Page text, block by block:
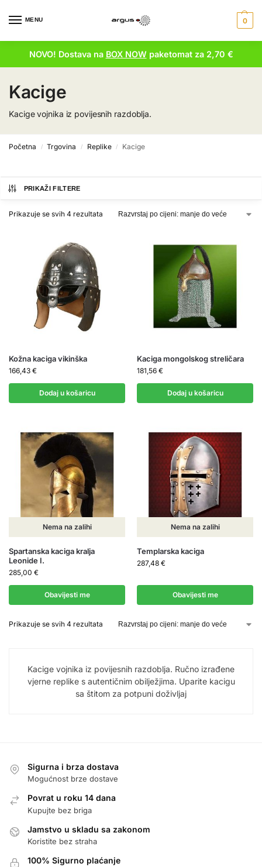
MENU 0
NOVO! Dostava na BOX NOWpaketomat za 2,70 €
Kacige
Kacige vojnika iz povijesnih razdoblja.
Početna / Trgovina / Replike / Kacige
PRIKAŽI FILTERE
Prikazuje se svih 4 rezultata
Kožna kaciga vikinška
166,43 €
Dodaj u košaricu
Kaciga mongolskog streličara
181,56 €
Dodaj u košaricu
Nema na zalihi
Spartanska kaciga kralja
Leonide I.
285,00 €
Obavijesti me
Nema na zalihi
Templarska kaciga
287,48 €
Obavijesti me
Prikazuje se svih 4 rezultata
Kacige vojnika iz povijesnih razdoblja. Ručno izrađene
vjerne replike s autentičnim obilježjima. Uparite kacigu
sa štitom za potpuni doživljaj
Sigurna i brza dostava
Mogućnost brze dostave
Povrat u roku 14 dana
Kupujte bez briga
Jamstvo u skladu sa zakonom
Koristite bez straha
100% Sigurno plaćanje